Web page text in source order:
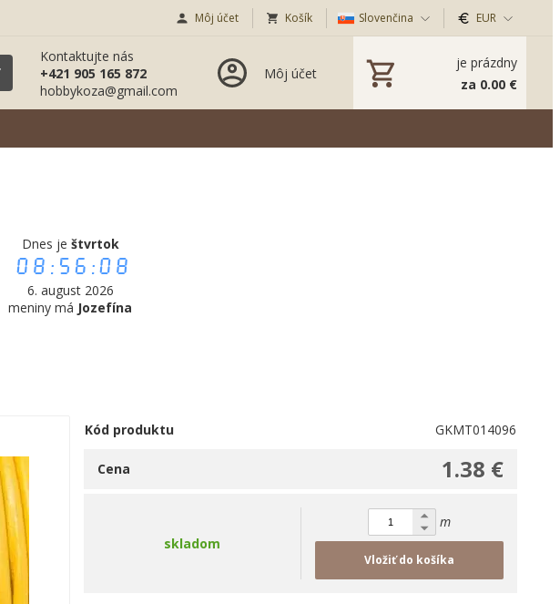
Môj účet Košík Slovenčina EUR
Kontaktujte nás
+421 905 165 872
hobbykoza@gmail.com
Môj účet
je prázdny
za 0.00 €
Dnes je štvrtok
08:56:09
6. august 2026
meniny má Jozefína
Kód produktu GKMT014096
1.38 €
Cena
skladom
m
Vložiť do košíka